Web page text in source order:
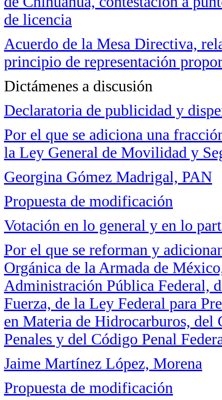
de licencia
Acuerdo de la Mesa Directiva,
principio de representación
Dictámenes a discusión
Declaratoria de publicidad y
Por el que se adiciona una
la Ley General de Movilidad y
Georgina Gómez Madrigal, PAN
Propuesta de modificación
Votación en lo general y en lo
Por el que se reforman y
Orgánica de la Armada de
Administración Pública Federal,
Fuerza, de la Ley Federal para
en Materia de Hidrocarburos,
Penales y del Código Penal
Jaime Martínez López, Morena
Propuesta de modificación